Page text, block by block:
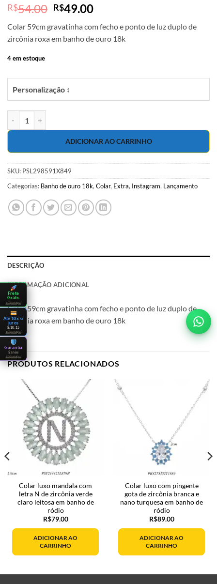
R$54.00 O
original
era:
R$49.00O
atual
é:
Colar 59cm gravatinha com fecho e ponto de luz duplo de
zircônia roxa em banho de ouro 18k
4 em estoque
Personalização ↕
ADICIONAR AO CARRINHO
SKU: PSL298591X849
Categorias: Banho de ouro 18k, Colar, Extra, Instagram, Lançamento
DESCRIÇÃO
INFORMAÇÃO ADICIONAL
Colar 59cm gravatinha com fecho e ponto de luz duplo de
zircônia roxa em banho de ouro 18k
PRODUTOS RELACIONADOS
Colar luxo mandala com
letra N de zircônia verde
claro leitosa em banho de
ródio
R$79.00
ADICIONAR AO
CARRINHO
Colar luxo com pingente
gota de zircônia branca e
nano turquesa em banho de
ródio
R$89.00
ADICIONAR AO
CARRINHO
Frete
Grátis
clique aqui
Até 10x s/
juros
8:10:15
clique aqui
Garantia
3 anos
clique aqui